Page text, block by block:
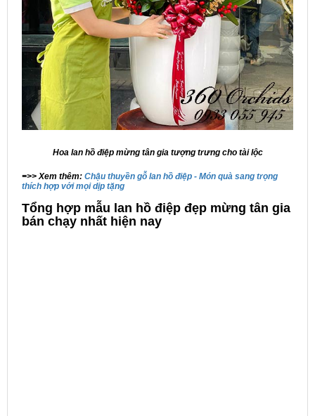
Hoa lan hồ điệp mừng tân gia tượng trưng cho tài lộc
=>> Xem thêm: Chậu thuyền gỗ lan hồ điệp - Món quà sang trọng
thích hợp với mọi dịp tặng
Tổng hợp mẫu lan hồ điệp đẹp mừng tân gia
bán chạy nhất hiện nay